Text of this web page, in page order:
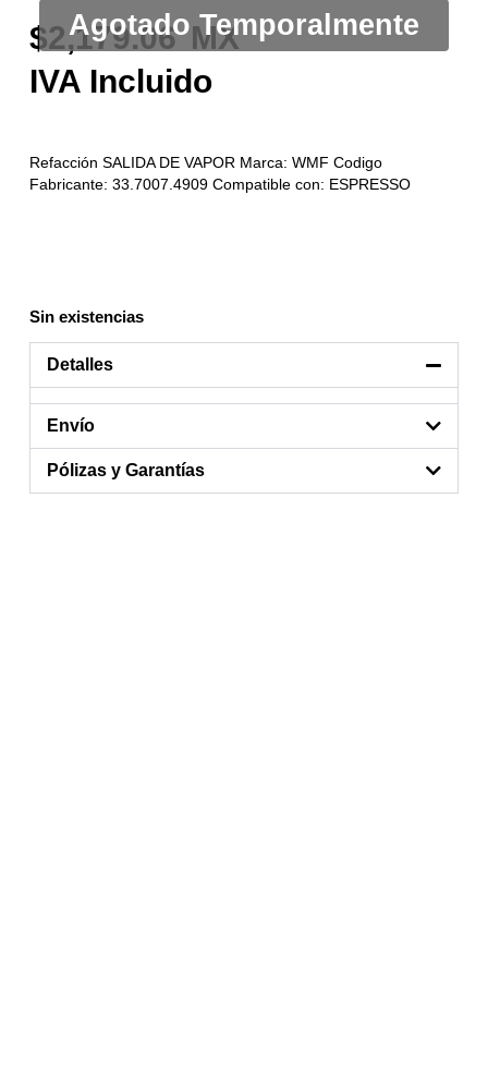
2,179.06
Refacción SALIDA DE VAPOR Marca: WMF Codigo
Fabricante: 33.7007.4909 Compatible con: ESPRESSO
Sin existencias
Detalles
Envío
Pólizas y Garantías